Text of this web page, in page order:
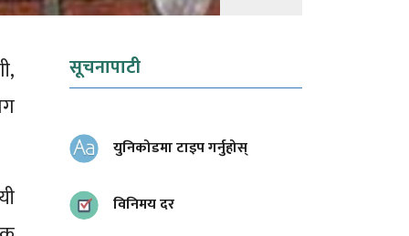
सूचनापाटी
युनिकोडमा टाइप गर्नुहोस्
विनिमय दर